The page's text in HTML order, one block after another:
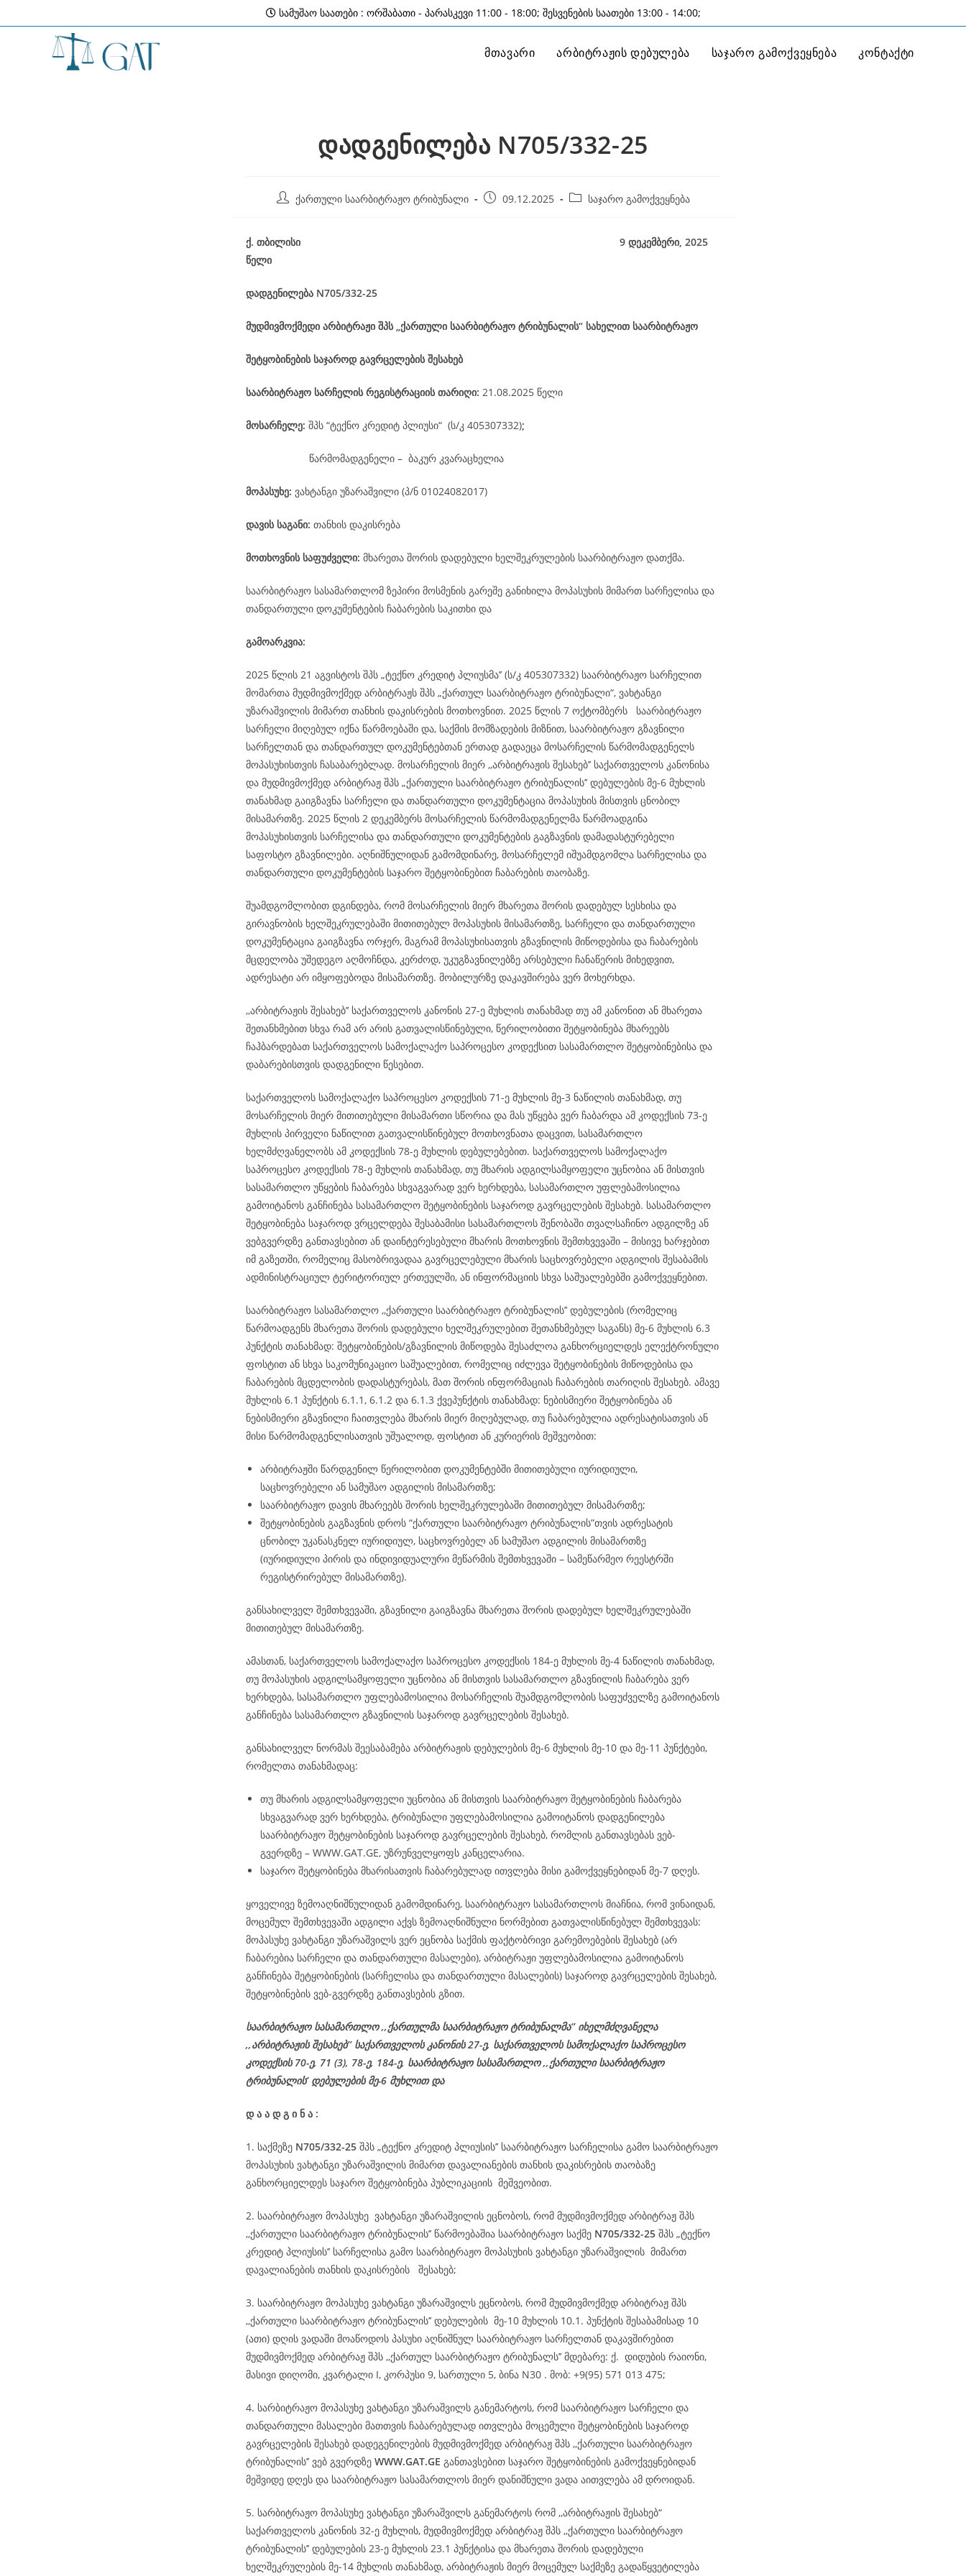
to
სამუშაო საათები : ორშაბათი - პარასკევი 11:00 - 18:00; შესვენების საათები 13:00 - 14:00;
მთავარი არბიტრაჟის დებულება საჯარო გამოქვეყნება კონტაქტი
დადგენილება N705/332-25
Post ქართული საარბიტრაჟო ტრიბუნალი
Post09.12.2025
Post საჯარო გამოქვეყნება
ქ. თბილისი 9 დეკემბერი, 2025
წელი
დადგენილება N705/332-25
მუდმივმოქმედი არბიტრაჟი შპს „ქართული საარბიტრაჟო ტრიბუნალის“ სახელით საარბიტრაჟო
შეტყობინების საჯაროდ გავრცელების შესახებ
საარბიტრაჟო სარჩელის რეგისტრაციის თარიღი: 21.08.2025 წელი
მოსარჩელე: შპს “ტექნო კრედიტ პლიუსი“ (ს/კ 405307332);
წარმომადგენელი – ბაკურ კვარაცხელია
მოპასუხე: ვახტანგი უზარაშვილი (პ/ნ 01024082017)
დავის საგანი: თანხის დაკისრება
მოთხოვნის საფუძველი: მხარეთა შორის დადებული ხელშეკრულების საარბიტრაჟო დათქმა.
საარბიტრაჟო სასამართლომ ზეპირი მოსმენის გარეშე განიხილა მოპასუხის მიმართ სარჩელისა და
თანდართული დოკუმენტების ჩაბარების საკითხი და
გამოარკვია:
2025 წლის 21 აგვისტოს შპს „ტექნო კრედიტ პლიუსმა’’ (ს/კ 405307332) საარბიტრაჟო სარჩელით
მომართა მუდმივმოქმედ არბიტრაჟს შპს „ქართულ საარბიტრაჟო ტრიბუნალი“, ვახტანგი
უზარაშვილის მიმართ თანხის დაკისრების მოთხოვნით. 2025 წლის 7 ოქტომბერს საარბიტრაჟო
სარჩელი მიღებულ იქნა წარმოებაში და, საქმის მომზადების მიზნით, საარბიტრაჟო გზავნილი
სარჩელთან და თანდართულ დოკუმენტებთან ერთად გადაეცა მოსარჩელის წარმომადგენელს
მოპასუხისთვის ჩასაბარებლად. მოსარჩელის მიერ ,,არბიტრაჟის შესახებ’’ საქართველოს კანონისა
და მუდმივმოქმედ არბიტრაჟ შპს „ქართული საარბიტრაჟო ტრიბუნალის’’ დებულების მე-6 მუხლის
თანახმად გაიგზავნა სარჩელი და თანდართული დოკუმენტაცია მოპასუხის მისთვის ცნობილ
მისამართზე. 2025 წლის 2 დეკემბერს მოსარჩელის წარმომადგენელმა წარმოადგინა
მოპასუხისთვის სარჩელისა და თანდართული დოკუმენტების გაგზავნის დამადასტურებელი
საფოსტო გზავნილები. აღნიშნულიდან გამომდინარე, მოსარჩელემ იშუამდგომლა სარჩელისა და
თანდართული დოკუმენტების საჯარო შეტყობინებით ჩაბარების თაობაზე.
შუამდგომლობით დგინდება, რომ მოსარჩელის მიერ მხარეთა შორის დადებულ სესხისა და
გირავნობის ხელშეკრულებაში მითითებულ მოპასუხის მისამართზე, სარჩელი და თანდართული
დოკუმენტაცია გაიგზავნა ორჯერ, მაგრამ მოპასუხისათვის გზავნილის მიწოდებისა და ჩაბარების
მცდელობა უშედეგო აღმოჩნდა, კერძოდ, უკუგზავნილებზე არსებული ჩანაწერის მიხედვით,
ადრესატი არ იმყოფებოდა მისამართზე. მობილურზე დაკავშირება ვერ მოხერხდა.
,,არბიტრაჟის შესახებ’’ საქართველოს კანონის 27-ე მუხლის თანახმად თუ ამ კანონით ან მხარეთა
შეთანხმებით სხვა რამ არ არის გათვალისწინებული, წერილობითი შეტყობინება მხარეებს
ჩაჰბარდებათ საქართველოს სამოქალაქო საპროცესო კოდექსით სასამართლო შეტყობინებისა და
დაბარებისთვის დადგენილი წესებით.
საქართველოს სამოქალაქო საპროცესო კოდექსის 71-ე მუხლის მე-3 ნაწილის თანახმად, თუ
მოსარჩელის მიერ მითითებული მისამართი სწორია და მას უწყება ვერ ჩაბარდა ამ კოდექსის 73-ე
მუხლის პირველი ნაწილით გათვალისწინებულ მოთხოვნათა დაცვით, სასამართლო
ხელმძღვანელობს ამ კოდექსის 78-ე მუხლის დებულებებით. საქართველოს სამოქალაქო
საპროცესო კოდექსის 78-ე მუხლის თანახმად, თუ მხარის ადგილსამყოფელი უცნობია ან მისთვის
სასამართლო უწყების ჩაბარება სხვაგვარად ვერ ხერხდება, სასამართლო უფლებამოსილია
გამოიტანოს განჩინება სასამართლო შეტყობინების საჯაროდ გავრცელების შესახებ. სასამართლო
შეტყობინება საჯაროდ ვრცელდება შესაბამისი სასამართლოს შენობაში თვალსაჩინო ადგილზე ან
ვებგვერდზე განთავსებით ან დაინტერესებული მხარის მოთხოვნის შემთხვევაში – მისივე ხარჯებით
იმ გაზეთში, რომელიც მასობრივადაა გავრცელებული მხარის საცხოვრებელი ადგილის შესაბამის
ადმინისტრაციულ ტერიტორიულ ერთეულში, ან ინფორმაციის სხვა საშუალებებში გამოქვეყნებით.
საარბიტრაჟო სასამართლო ,,ქართული საარბიტრაჟო ტრიბუნალის’’ დებულების (რომელიც
წარმოადგენს მხარეთა შორის დადებული ხელშეკრულებით შეთანხმებულ საგანს) მე-6 მუხლის 6.3
პუნქტის თანახმად: შეტყობინების/გზავნილის მიწოდება შესაძლოა განხორციელდეს ელექტრონული
ფოსტით ან სხვა საკომუნიკაციო საშუალებით, რომელიც იძლევა შეტყობინების მიწოდებისა და
ჩაბარების მცდელობის დადასტურებას, მათ შორის ინფორმაციას ჩაბარების თარიღის შესახებ. ამავე
მუხლის 6.1 პუნქტის 6.1.1, 6.1.2 და 6.1.3 ქვეპუნქტის თანახმად: ნებისმიერი შეტყობინება ან
ნებისმიერი გზავნილი ჩაითვლება მხარის მიერ მიღებულად, თუ ჩაბარებულია ადრესატისათვის ან
მისი წარმომადგენლისათვის უშუალოდ, ფოსტით ან კურიერის მეშვეობით:
არბიტრაჟში წარდგენილ წერილობით დოკუმენტებში მითითებული იურიდიული,
საცხოვრებელი ან სამუშაო ადგილის მისამართზე;
საარბიტრაჟო დავის მხარეებს შორის ხელშეკრულებაში მითითებულ მისამართზე;
შეტყობინების გაგზავნის დროს “ქართული საარბიტრაჟო ტრიბუნალის”თვის ადრესატის
ცნობილ უკანასკნელ იურიდიულ, საცხოვრებელ ან სამუშაო ადგილის მისამართზე
(იურიდიული პირის და ინდივიდუალური მეწარმის შემთხვევაში – სამეწარმეო რეესტრში
რეგისტრირებულ მისამართზე).
განსახილველ შემთხვევაში, გზავნილი გაიგზავნა მხარეთა შორის დადებულ ხელშეკრულებაში
მითითებულ მისამართზე.
ამასთან, საქართველოს სამოქალაქო საპროცესო კოდექსის 184-ე მუხლის მე-4 ნაწილის თანახმად,
თუ მოპასუხის ადგილსამყოფელი უცნობია ან მისთვის სასამართლო გზავნილის ჩაბარება ვერ
ხერხდება, სასამართლო უფლებამოსილია მოსარჩელის შუამდგომლობის საფუძველზე გამოიტანოს
განჩინება სასამართლო გზავნილის საჯაროდ გავრცელების შესახებ.
განსახილველ ნორმას შეესაბამება არბიტრაჟის დებულების მე-6 მუხლის მე-10 და მე-11 პუნქტები,
რომელთა თანახმადაც:
თუ მხარის ადგილსამყოფელი უცნობია ან მისთვის საარბიტრაჟო შეტყობინების ჩაბარება
სხვაგვარად ვერ ხერხდება, ტრიბუნალი უფლებამოსილია გამოიტანოს დადგენილება
საარბიტრაჟო შეტყობინების საჯაროდ გავრცელების შესახებ, რომლის განთავსებას ვებ-
გვერდზე – WWW.GAT.GE, უზრუნველყოფს კანცელარია.
საჯარო შეტყობინება მხარისათვის ჩაბარებულად ითვლება მისი გამოქვეყნებიდან მე-7 დღეს.
ყოველივე ზემოაღნიშნულიდან გამომდინარე, საარბიტრაჟო სასამართლოს მიაჩნია, რომ ვინაიდან,
მოცემულ შემთხვევაში ადგილი აქვს ზემოაღნიშნული ნორმებით გათვალისწინებულ შემთხვევას:
მოპასუხე ვახტანგი უზარაშვილს ვერ ეცნობა საქმის ფაქტობრივი გარემოებების შესახებ (არ
ჩაბარებია სარჩელი და თანდართული მასალები), არბიტრაჟი უფლებამოსილია გამოიტანოს
განჩინება შეტყობინების (სარჩელისა და თანდართული მასალების) საჯაროდ გავრცელების შესახებ,
შეტყობინების ვებ-გვერდზე განთავსების გზით.
საარბიტრაჟო სასამართლო ,,ქართულმა საარბიტრაჟო ტრიბუნალმა’’ იხელმძღვანელა
,,არბიტრაჟის შესახებ’’ საქართველოს კანონის 27-ე, საქართველოს სამოქალაქო საპროცესო
კოდექსის 70-ე, 71 (3), 78-ე, 184-ე, საარბიტრაჟო სასამართლო ,,ქართული საარბიტრაჟო
ტრიბუნალის’ დებულების მე-6 მუხლით და
დ ა ა დ გ ი ნ ა :
1. საქმეზე N705/332-25 შპს „ტექნო კრედიტ პლიუსის’’ საარბიტრაჟო სარჩელისა გამო საარბიტრაჟო
მოპასუხის ვახტანგი უზარაშვილის მიმართ დავალიანების თანხის დაკისრების თაობაზე
განხორციელდეს საჯარო შეტყობინება პუბლიკაციის მეშვეობით.
2. საარბიტრაჟო მოპასუხე ვახტანგი უზარაშვილის ეცნობოს, რომ მუდმივმოქმედ არბიტრაჟ შპს
,,ქართული საარბიტრაჟო ტრიბუნალის’’ წარმოებაშია საარბიტრაჟო საქმე N705/332-25 შპს „ტექნო
კრედიტ პლიუსის’’ სარჩელისა გამო საარბიტრაჟო მოპასუხის ვახტანგი უზარაშვილის მიმართ
დავალიანების თანხის დაკისრების შესახებ;
3. საარბიტრაჟო მოპასუხე ვახტანგი უზარაშვილს ეცნობოს, რომ მუდმივმოქმედ არბიტრაჟ შპს
,,ქართული საარბიტრაჟო ტრიბუნალის’’ დებულების მე-10 მუხლის 10.1. პუნქტის შესაბამისად 10
(ათი) დღის ვადაში მოაწოდოს პასუხი აღნიშნულ საარბიტრაჟო სარჩელთან დაკავშირებით
მუდმივმოქმედ არბიტრაჟ შპს ,,ქართულ საარბიტრაჟო ტრიბუნალს’’ მდებარე: ქ. დიდუბის რაიონი,
მასივი დიღომი, კვარტალი I, კორპუსი 9, სართული 5, ბინა N30 . მობ: +9(95) 571 013 475;
4. სარბიტრაჟო მოპასუხე ვახტანგი უზარაშვილს განემარტოს, რომ საარბიტრაჟო სარჩელი და
თანდართული მასალები მათთვის ჩაბარებულად ითვლება მოცემული შეტყობინების საჯაროდ
გავრცელების შესახებ დადეგენილების მუდმივმოქმედ არბიტრაჟ შპს ,,ქართული საარბიტრაჟო
ტრიბუნალის’’ ვებ გვერდზე WWW.GAT.GE განთავსებით საჯარო შეტყობინების გამოქვეყნებიდან
მეშვიდე დღეს და საარბიტრაჟო სასამართლოს მიერ დანიშნული ვადა აითვლება ამ დროიდან.
5. სარბიტრაჟო მოპასუხე ვახტანგი უზარაშვილს განემარტოს რომ ,,არბიტრაჟის შესახებ“
საქართველოს კანონის 32-ე მუხლის, მუდმივმოქმედ არბიტრაჟ შპს ,,ქართული საარბიტრაჟო
ტრიბუნალის’’ დებულების 23-ე მუხლის 23.1 პუნქტისა და მხარეთა შორის დადებული
ხელშეკრულების მე-14 მუხლის თანახმად, არბიტრაჟის მიერ მოცემულ საქმეზე გადაწყვეტილება